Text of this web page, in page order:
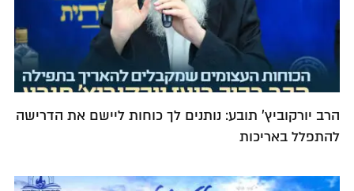
הרב יורקוביץ' תובע: נותנים לך כוחות ליישם את הדרישה
להתפלל באריכות